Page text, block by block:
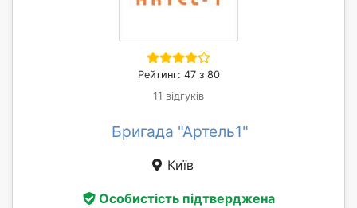
Рейтинг: 47 з 80
11 відгуків
Бригада "Артель1"
Київ
Особистість підтверджена